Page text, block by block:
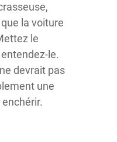
la voiture
le
le.
devrait pas
une